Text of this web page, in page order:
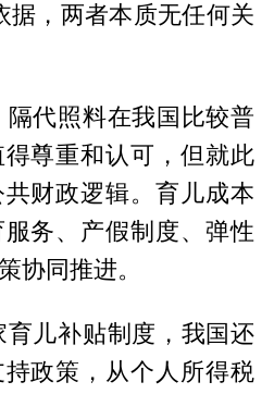
据，两者本质无任何关
代照料在我国比较普
尊重和认可，但就此
财政逻辑。育儿成本
务、产假制度、弹性
协同推进。
儿补贴制度，我国还
政策，从个人所得税